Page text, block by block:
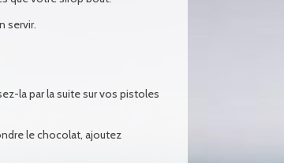
servir.
la par la suite sur vos pistoles
le chocolat, ajoutez